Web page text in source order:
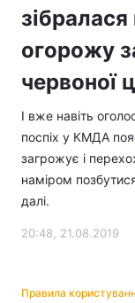
огорожу
червоної
І вже навіть
поспіх у КМДА
загрожує і
наміром
далі.
20:48, 21.08.2019
Правила